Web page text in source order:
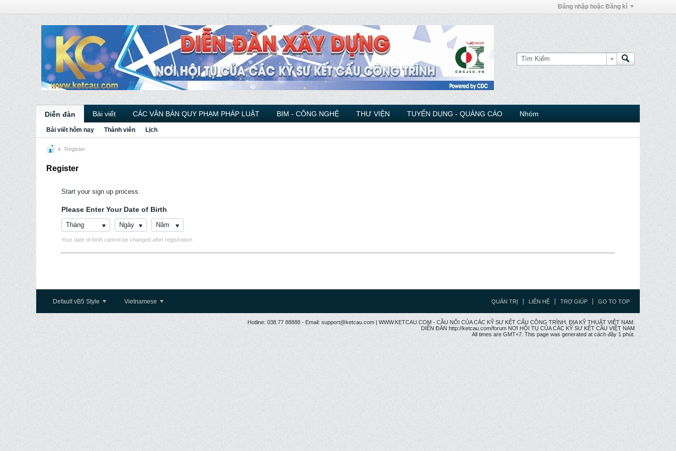
Đăng nhập hoặc Đăng kí
Diễn đàn Bài viết CÁC VĂN BẢN QUY PHẠM PHÁP LUẬT BIM - CÔNG NGHỆ THƯ VIỆN TUYỂN DỤNG - QUẢNG CÁO Nhóm
Bài viết hôm nay Thành viên Lịch
Register
Register
Start your sign up process.
Please Enter Your Date of Birth
Tháng Ngày Năm
Your date of birth cannot be changed after registration.
Default vB5 Style Vietnamese QUẢN TRỊ LIÊN HỆ TRỢ GIÚP GO TO TOP
Hotline: 038.77 88888 - Email: support@ketcau.com | WWW.KETCAU.COM - CẦU NỐI CỦA CÁC KỸ SƯ KẾT CẤU CÔNG TRÌNH, ĐỊA KỸ THUẬT VIỆT NAM.
DIỄN ĐÀN http://ketcau.com/forum NƠI HỘI TỤ CỦA CÁC KỸ SƯ KẾT CÂU VIỆT NAM
All times are GMT+7. This page was generated at cách đây 1 phút.